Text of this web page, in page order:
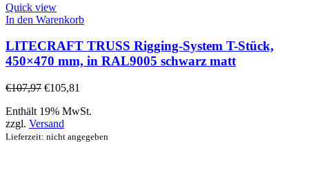
Quick view
In den Warenkorb
LITECRAFT TRUSS Rigging-System T-Stück,
450×470 mm, in RAL9005 schwarz matt
€107,97 €105,81
Enthält 19% MwSt.
zzgl. Versand
Lieferzeit: nicht angegeben